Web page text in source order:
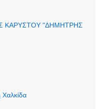
ΚΑΡΥΣΤΟΥ "ΔΗΜΗΤΡΗΣ